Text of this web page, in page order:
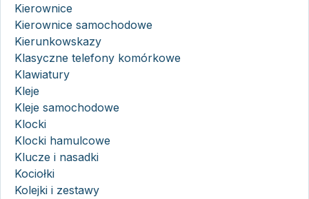
Kierownice
Kierownice samochodowe
Kierunkowskazy
Klasyczne telefony komórkowe
Klawiatury
Kleje
Kleje samochodowe
Klocki
Klocki hamulcowe
Klucze i nasadki
Kociołki
Kolejki i zestawy